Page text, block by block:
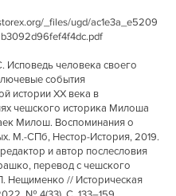
_files/ugd/ac1e3a_e5209
Исповедь человека своего
события
истории XX века в
чешского историка Милоша
Милош. Воспоминания о
М.-СПб, Нестор-История, 2019.
и автор послесловия
перевод с чешского
Нещименко // Историческая